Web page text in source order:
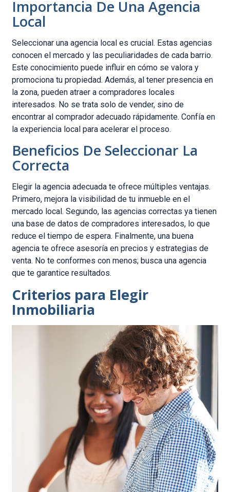
Importancia De Una Agencia
Local
Seleccionar una agencia local es crucial. Estas agencias
conocen el mercado y las peculiaridades de cada barrio.
Este conocimiento puede influir en cómo se valora y
promociona tu propiedad. Además, al tener presencia en
la zona, pueden atraer a compradores locales
interesados. No se trata solo de vender, sino de
encontrar al comprador adecuado rápidamente. Confía en
la experiencia local para acelerar el proceso.
Beneficios De Seleccionar La
Correcta
Elegir la agencia adecuada te ofrece múltiples ventajas.
Primero, mejora la visibilidad de tu inmueble en el
mercado local. Segundo, las agencias correctas ya tienen
una base de datos de compradores interesados, lo que
reduce el tiempo de espera. Finalmente, una buena
agencia te ofrece asesoría en precios y estrategias de
venta. No te conformes con menos; busca una agencia
que te garantice resultados.
Criterios para Elegir
Inmobiliaria